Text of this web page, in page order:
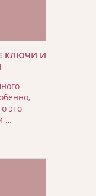
КЛЮЧИ И
это
…